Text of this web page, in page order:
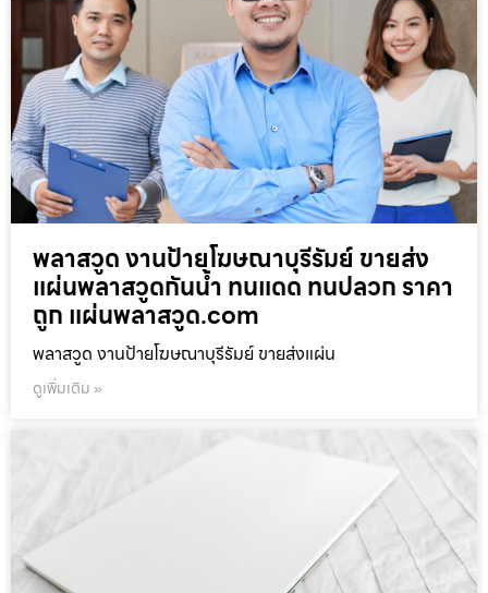
พลาสวูด งานป้ายโฆษณาบุรีรัมย์ ขายส่ง
แผ่นพลาสวูดกันน้ำ ทนแดด ทนปลวก ราคา
ถูก แผ่นพลาสวูด.com
พลาสวูด งานป้ายโฆษณาบุรีรัมย์ ขายส่งแผ่น
ดูเพิ่มเติม »